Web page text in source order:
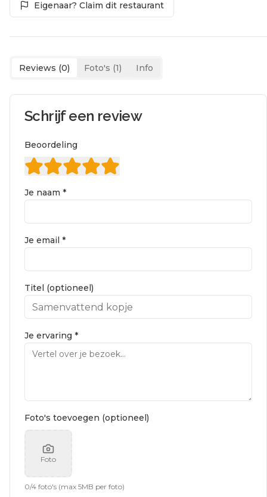
Eigenaar? Claim dit restaurant
Reviews (0) Foto's (1) Info
Schrijf een review
Beoordeling
Je naam *
Je email *
Titel (optioneel)
Je ervaring *
Foto's toevoegen (optioneel)
Foto
0/4 foto's (max 5MB per foto)